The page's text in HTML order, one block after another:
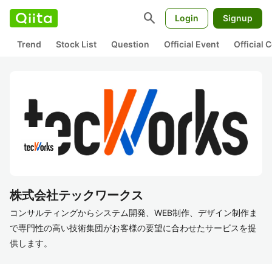
search Login Signup
Trend Stock List Question Official Event Official
株式会社テックワークス
コンサルティングからシステム開発、WEB制作、デザイン制作ま
で専門性の高い技術集団がお客様の要望に合わせたサービスを提
供します。